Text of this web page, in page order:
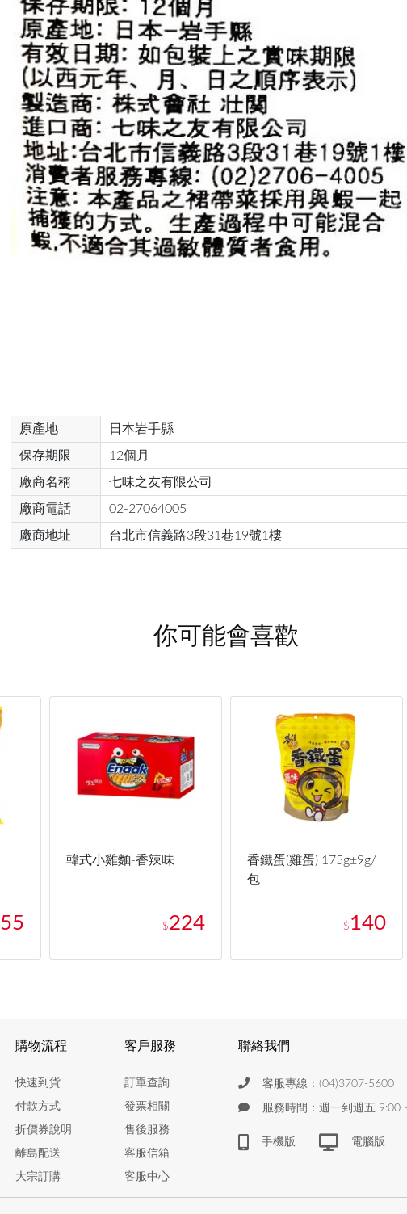
原產地 日本岩手縣
保存期限 12個月
廠商名稱 七味之友有限公司
廠商電話 02-27064005
廠商地址 台北市信義路3段31巷19號1樓
你可能會喜歡
55
韓式小雞麵-香辣味
$224
香鐵蛋(雞蛋) 175g±9g/
包
$ 140
購物流程
快速到貨
付款方式
折價券說明
離島配送
大宗訂購
客戶服務
訂單查詢
發票相關
售後服務
客服信箱
客服中心
聯絡我們
客服專線：(04)3707-5600
服務時間：週一到週五 9:00
手機版 電腦版